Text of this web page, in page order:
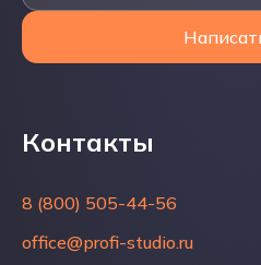
Контакты
8 (800) 505-44-56
office@profi-studio.ru